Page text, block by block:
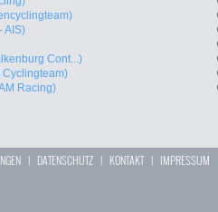
AIS)
Cont...)
Racing)
| DATENSCHUTZ | KONTAKT| IMPRESSUM